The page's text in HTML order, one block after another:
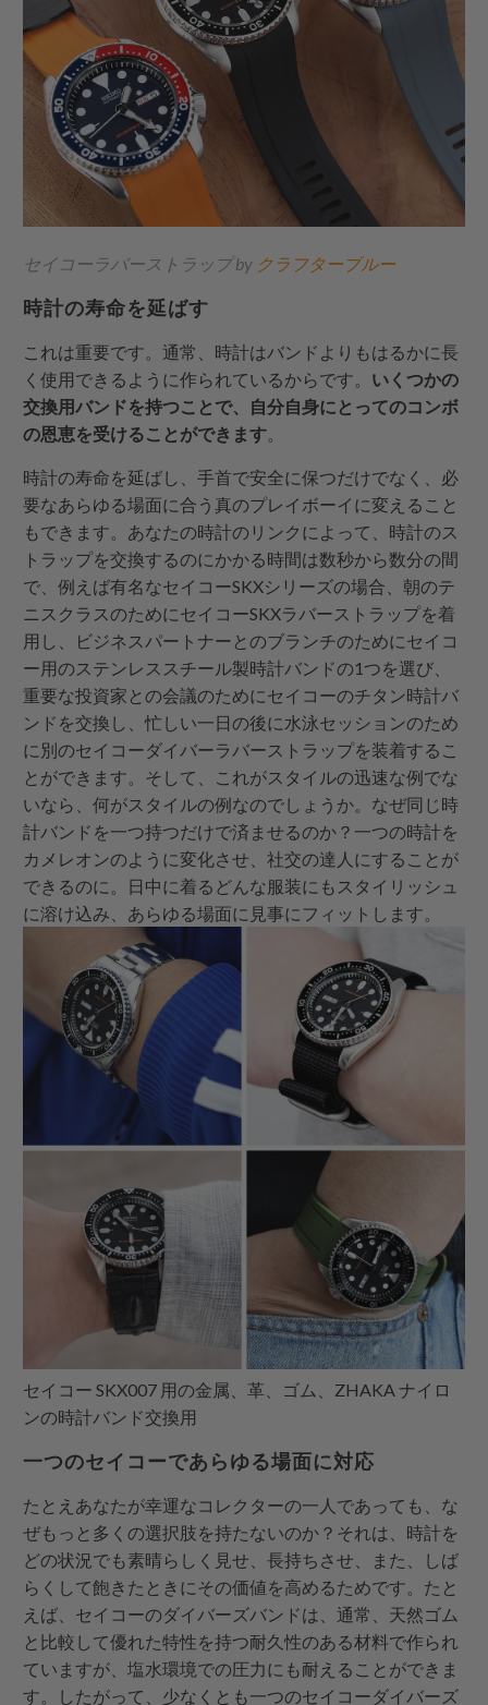
セイコーラバーストラップ by クラフターブルー
時計の寿命を延ばす
これは重要です。通常、時計はバンドよりもはるかに長
く使用できるように作られているからです。 いくつかの
交換用バンドを持つことで、自分自身にとってのコンボ
の恩恵を受けることができます。
時計の寿命を延ばし、手首で安全に保つだけでなく、必
要なあらゆる場面に合う真のプレイボーイに変えること
もできます。あなたの時計のリンクによって、時計のス
トラップを交換するのにかかる時間は数秒から数分の間
で、例えば有名なセイコーSKXシリーズの場合、朝のテ
ニスクラスのためにセイコーSKXラバーストラップを着
用し、ビジネスパートナーとのブランチのためにセイコ
ー用のステンレススチール製時計バンドの1つを選び、
重要な投資家との会議のためにセイコーのチタン時計バ
ンドを交換し、忙しい一日の後に水泳セッションのため
に別のセイコーダイバーラバーストラップを装着するこ
とができます。そして、これがスタイルの迅速な例でな
いなら、何がスタイルの例なのでしょうか。なぜ同じ時
計バンドを一つ持つだけで済ませるのか？一つの時計を
カメレオンのように変化させ、社交の達人にすることが
できるのに。日中に着るどんな服装にもスタイリッシュ
に溶け込み、あらゆる場面に見事にフィットします。
セイコー SKX007 用の金属、革、ゴム、ZHAKA ナイロ
ンの時計バンド交換用
一つのセイコーであらゆる場面に対応
たとえあなたが幸運なコレクターの一人であっても、な
ぜもっと多くの選択肢を持たないのか？それは、時計を
どの状況でも素晴らしく見せ、長持ちさせ、また、しば
らくして飽きたときにその価値を高めるためです。たと
えば、セイコーのダイバーズバンドは、通常、天然ゴム
と比較して優れた特性を持つ耐久性のある材料で作られ
ていますが、塩水環境での圧力にも耐えることができま
す。したがって、少なくとも一つのセイコーダイバーズ